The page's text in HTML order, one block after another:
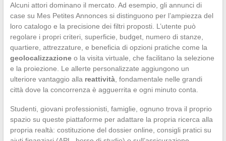
Alcuni attori dominano il mercato. Ad esempio, gli annunci di
case su Mes Petites Annonces si distinguono per l’ampiezza del
loro catalogo e la precisione dei filtri proposti. L’utente può
regolare i propri criteri, superficie, budget, numero di stanze,
quartiere, attrezzature, e beneficia di opzioni pratiche come la
geolocalizzazioneo la visita virtuale, che facilitano la selezione
e la proiezione. Le allerte personalizzate aggiungono un
ulteriore vantaggio alla reattività, fondamentale nelle grandi
città dove la concorrenza è agguerrita e ogni minuto conta.
Studenti, giovani professionisti, famiglie, ognuno trova il proprio
spazio su queste piattaforme per adattare la propria ricerca alla
propria realtà: costituzione del dossier online, consigli pratici su